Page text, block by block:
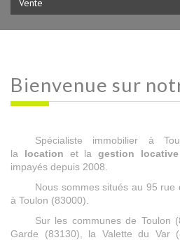
Bienvenue sur
Spécialiste immobilier à
la location et la gestion locative
impayés depuis 2008.
Nous sommes situés au 95 rue
à Toulon (83000).
Sur les communes de Toulon
Garde (83130), la Valette du Var